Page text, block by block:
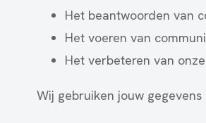
Het beantwoorden van
Het voeren van
Het verbeteren van
Wij gebruiken jouw